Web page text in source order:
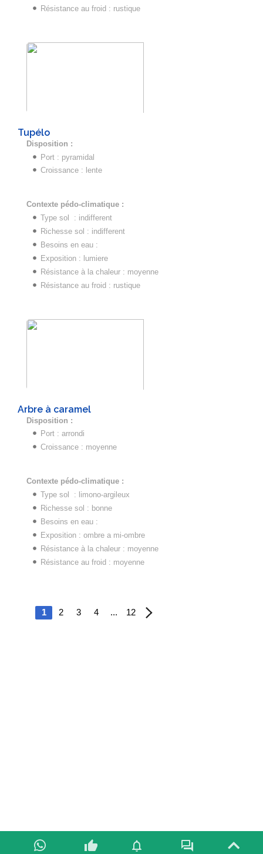
Résistance au froid : rustique
Tupélo
Disposition :
Port : pyramidal
Croissance : lente
Contexte pédo-climatique :
Type sol : indifferent
Richesse sol : indifferent
Besoins en eau :
Exposition : lumiere
Résistance à la chaleur : moyenne
Résistance au froid : rustique
Arbre à caramel
Disposition :
Port : arrondi
Croissance : moyenne
Contexte pédo-climatique :
Type sol : limono-argileux
Richesse sol : bonne
Besoins en eau :
Exposition : ombre a mi-ombre
Résistance à la chaleur : moyenne
Résistance au froid : moyenne
1 2 3 4 ... 12
thumb_up notifications forum